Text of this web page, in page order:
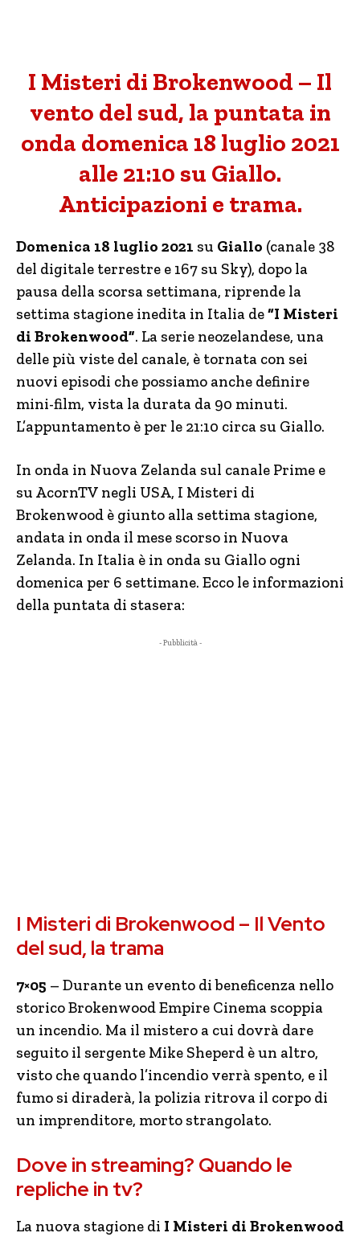
I Misteri di Brokenwood – Il
vento del sud, la puntata in
onda domenica 18 luglio 2021
alle 21:10 su Giallo.
Anticipazioni e trama.
Domenica 18 luglio 2021 su Giallo (canale 38
del digitale terrestre e 167 su Sky), dopo la
pausa della scorsa settimana, riprende la
settima stagione inedita in Italia de“I Misteri
di Brokenwood”. La serie neozelandese, una
delle più viste del canale, è tornata con sei
nuovi episodi che possiamo anche definire
mini-film, vista la durata da 90 minuti.
L’appuntamento è per le 21:10 circa su Giallo.
In onda in Nuova Zelanda sul canale Prime e
su AcornTV negli USA, I Misteri di
Brokenwood è giunto alla settima stagione,
andata in onda il mese scorso in Nuova
Zelanda. In Italia è in onda su Giallo ogni
domenica per 6 settimane. Ecco le informazioni
della puntata di stasera:
- Pubblicità -
I Misteri di Brokenwood – Il Vento
del sud, la trama
7×05 – Durante un evento di beneficenza nello
storico Brokenwood Empire Cinema scoppia
un incendio. Ma il mistero a cui dovrà dare
seguito il sergente Mike Sheperd è un altro,
visto che quando l’incendio verrà spento, e il
fumo si diraderà, la polizia ritrova il corpo di
un imprenditore, morto strangolato.
Dove in streaming? Quando le
repliche in tv?
La nuova stagione di I Misteri di Brokenwood